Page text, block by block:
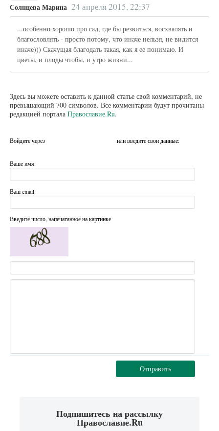
Солнцева Марина 24 апреля 2015, 22:37
...особенно хорошо про сад, где бы резвиться, восхвалять и
благословлять - просто потому, что иначе нельзя, не видится
иначе))) Скачущая благодать такая, как я ее понимаю. И
цветы, и плоды чтобы, и утро жизни...
Здесь вы можете оставить к данной статье свой комментарий, не
превышающий 700 символов. Все комментарии будут прочитаны
редакцией портала Православие.Ru.
Войдите через или введите свои данные:
Ваше имя:
Ваш email:
Введите число, напечатанное на картинке
Отправить
Подпишитесь на рассылку
Православие.Ru